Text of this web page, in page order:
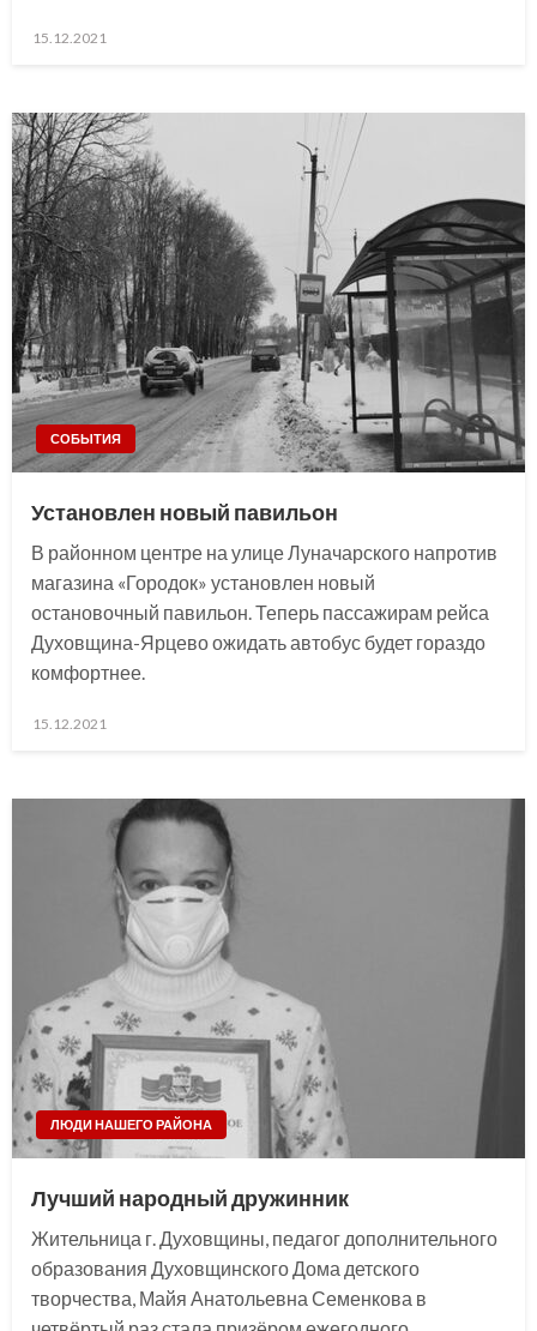
Posted
15.12.2021
СОБЫТИЯ
Установлен новый павильон
В районном центре на улице Луначарского напротив
магазина «Городок» установлен новый
остановочный павильон. Теперь пассажирам рейса
Духовщина-Ярцево ожидать автобус будет гораздо
комфортнее.
Posted
15.12.2021
ЛЮДИ НАШЕГО РАЙОНА
Лучший народный дружинник
Жительница г. Духовщины, педагог дополнительного
образования Духовщинского Дома детского
творчества, Майя Анатольевна Семенкова в